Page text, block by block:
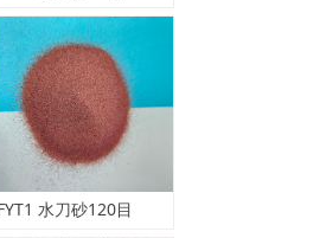
水刀砂120目